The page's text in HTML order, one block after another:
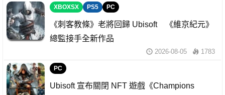
XBOXSX PS5 PC
《刺客教條》老將回歸 Ubisoft 《維京紀元》
總監接手全新作品
2026-08-05 1783
PC
Ubisoft 宣布關閉 NFT 遊戲《Champions